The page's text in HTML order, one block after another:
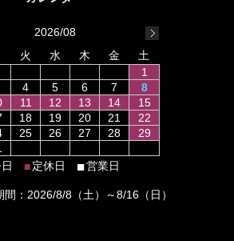
2026/08
火 水 木 金
土
1
4 5 6 7
8
11 12 13 14
15
18 19 20 21
22
25 26 27 28
29
■定休日 ■営業日
：2026/8/8（土）～8/16（日）